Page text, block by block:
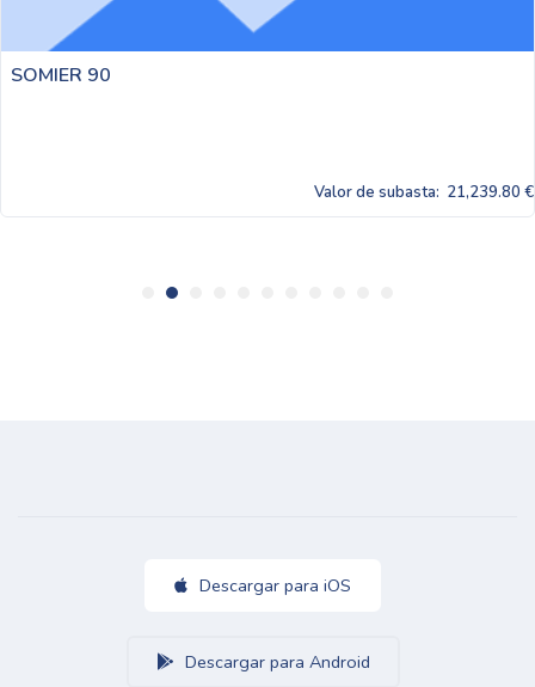
21,239.80 €
Descargar para iOS
Descargar para Android